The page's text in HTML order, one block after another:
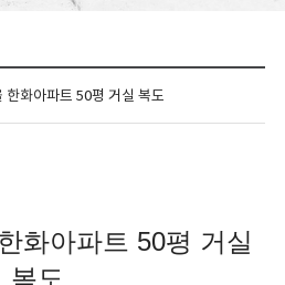
한화아파트 50평 거실 복도
화아파트 50평 거실
복도